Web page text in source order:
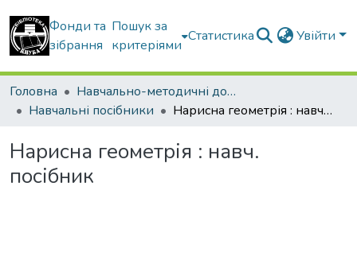
Фонди та
зібрання
Пошук за
критеріями
Статистика Увійти
Головна
Навчально-методичні документи
Навчальні посібники
Нарисна геометрія : навч. посібник
Нарисна геометрія : навч.
посібник